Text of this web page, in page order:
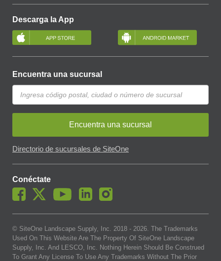
Descarga la App
Encuentra una sucursal
Encuentra una sucursal
Directorio de sucursales de SiteOne
Conéctate
© SiteOne Landscape Supply, Inc. 2018 - 2026. The Trademarks
Used On This Website Are The Property Of SiteOne Landscape
Supply, Inc. And LESCO, Inc. Nothing Herein Should Be Construed
To Grant Any License To Use Any Trademarks Without The Prior